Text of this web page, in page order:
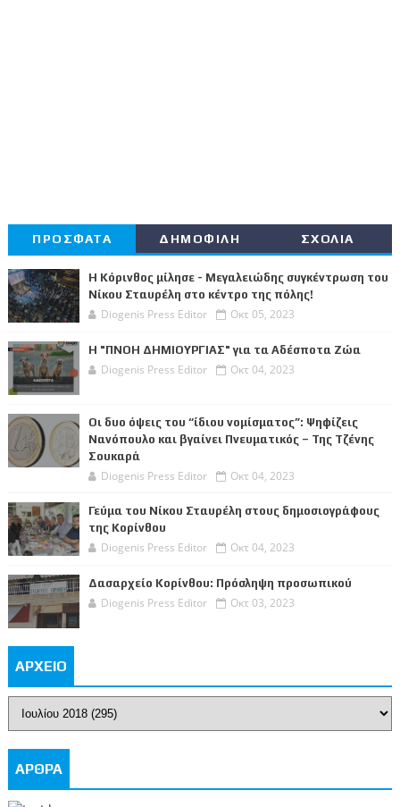
ΠΡΟΣΦΑΤΑ ΔΗΜΟΦΙΛΗ ΣΧΟΛΙΑ
Η Κόρινθος μίλησε - Μεγαλειώδης συγκέντρωση του
Νίκου Σταυρέλη στο κέντρο της πόλης!
Diogenis Press Editor Οκτ 05, 2023
Η "ΠΝΟΗ ΔΗΜΙΟΥΡΓΙΑΣ" για τα Αδέσποτα Ζώα
Diogenis Press Editor Οκτ 04, 2023
Οι δυο όψεις του “ίδιου νομίσματος”: Ψηφίζεις
Νανόπουλο και βγαίνει Πνευματικός – Της Τζένης
Σουκαρά
Diogenis Press Editor Οκτ 04, 2023
Γεύμα του Νίκου Σταυρέλη στους δημοσιογράφους
της Κορίνθου
Diogenis Press Editor Οκτ 04, 2023
Δασαρχείο Κορίνθου: Πρόσληψη προσωπικού
Diogenis Press Editor Οκτ 03, 2023
ΑΡΧΕΙΟ
ΑΡΘΡΑ